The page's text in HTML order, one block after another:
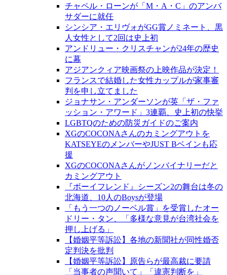
チャペル・ローンが「M・A・C」のアンバ
サダーに就任
シンシア・エリヴォがGG賞ノミネート、黒
人女性として2回は史上初
アンドリュー・クリスチャンが24年の歴史
に幕
アジアンクィア映画祭の上映作品が決定！
フランスで結婚した女性カップルが家事審
判を申し立てました
ジョナサン・アンダーソンが英「ザ・ファ
ッション・アワード」3連覇、史上初の快挙
LGBTQのための防災ガイドのご案内
XGのCOCONAさんのカミングアウトを
KATSEYEのメンバーやJUST Bベインも応
援
XGのCOCONAさんがノンバイナリーだと
カミングアウト
『ボーイフレンド』シーズン2の舞台は冬の
北海道、10人のBoysが登場
「もう一つのノーベル賞」を受賞したオー
ドリー・タン、「多様な意見が台湾社会を
押し上げる」
【婚姻平等訴訟】各地の新聞社が同性婚否
定判決を批判
【婚姻平等訴訟】原告らが最高裁に要請
「当事者の声聞いて」「違憲判断を」